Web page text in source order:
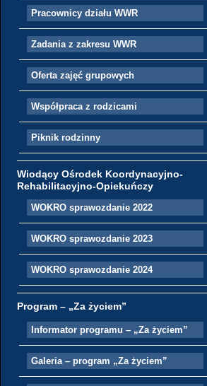
Pracownicy działu WWR
Zadania z zakresu WWR
Oferta zajęć grupowych
Współpraca z rodzicami
Piknik rodzinny
Wiodący Ośrodek Koordynacyjno-
Rehabilitacyjno-Opiekuńczy
WOKRO sprawozdanie 2022
WOKRO sprawozdanie 2023
WOKRO sprawozdanie 2024
Program – „Za życiem”
Informator programu – „Za życiem”
Galeria – program „Za życiem”